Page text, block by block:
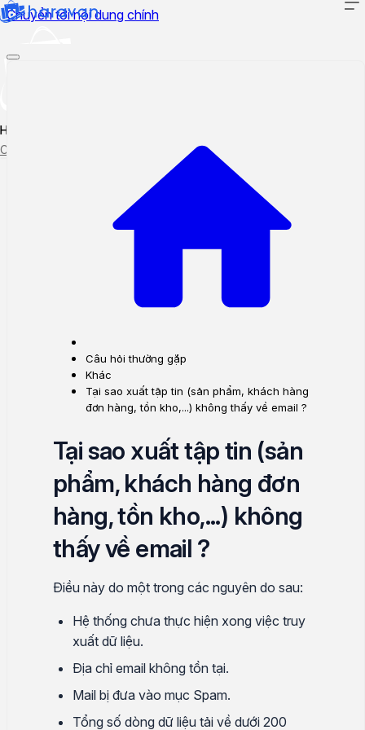
Chuyển tới nội dung chính
Hướng dẫn sử dụng
Cập nhật tính năng mới
Theo dõi ticket
Câu hỏi thường gặp
Khác
Tại sao xuất tập tin (sản phẩm, khách hàng
đơn hàng, tồn kho,...) không thấy về email ?
Tại sao xuất tập tin (sản
phẩm, khách hàng đơn
hàng, tồn kho,...) không
thấy về email ?
Điều này do một trong các nguyên do sau:
Hệ thống chưa thực hiện xong việc truy
xuất dữ liệu.
Địa chỉ email không tồn tại.
Mail bị đưa vào mục Spam.
Tổng số dòng dữ liệu tải về dưới 200